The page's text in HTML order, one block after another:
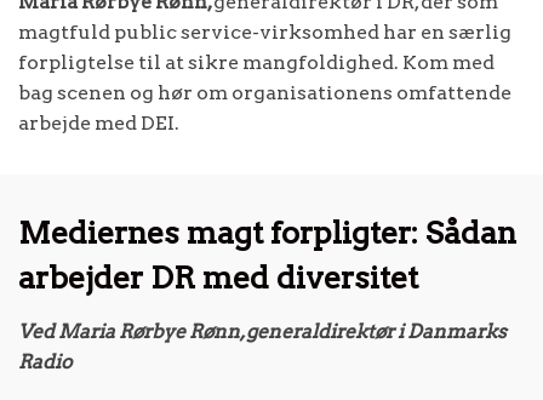
magtfuld public service-virksomhed har en særlig
forpligtelse til at sikre mangfoldighed. Kom med
bag scenen og hør om organisationens omfattende
arbejde med DEI.
Mediernes magt forpligter: Sådan
arbejder DR med diversitet
Ved Maria Rørbye Rønn, generaldirektør i Danmarks
Radio